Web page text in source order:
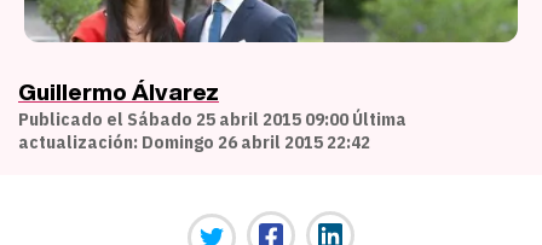
Guillermo Álvarez
Publicado el Sábado 25 abril 2015 09:00 Última
actualización: Domingo 26 abril 2015 22:42